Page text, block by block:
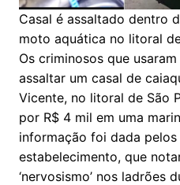
Casal é assaltado dentro
moto aquática no litoral
Os criminosos que
assaltar um casal de
Vicente, no litoral de São
por R$ 4 mil em uma
informação foi dada
estabelecimento, que
‘nervosismo’ nos ladrões